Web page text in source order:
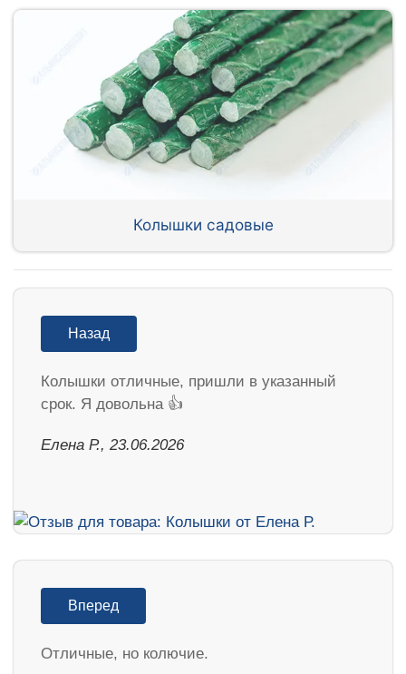
Колышки садовые
Назад
Колышки отличные, пришли в указанный
срок. Я довольна 👍
Елена Р., 23.06.2026
Вперед
Отличные, но колючие.